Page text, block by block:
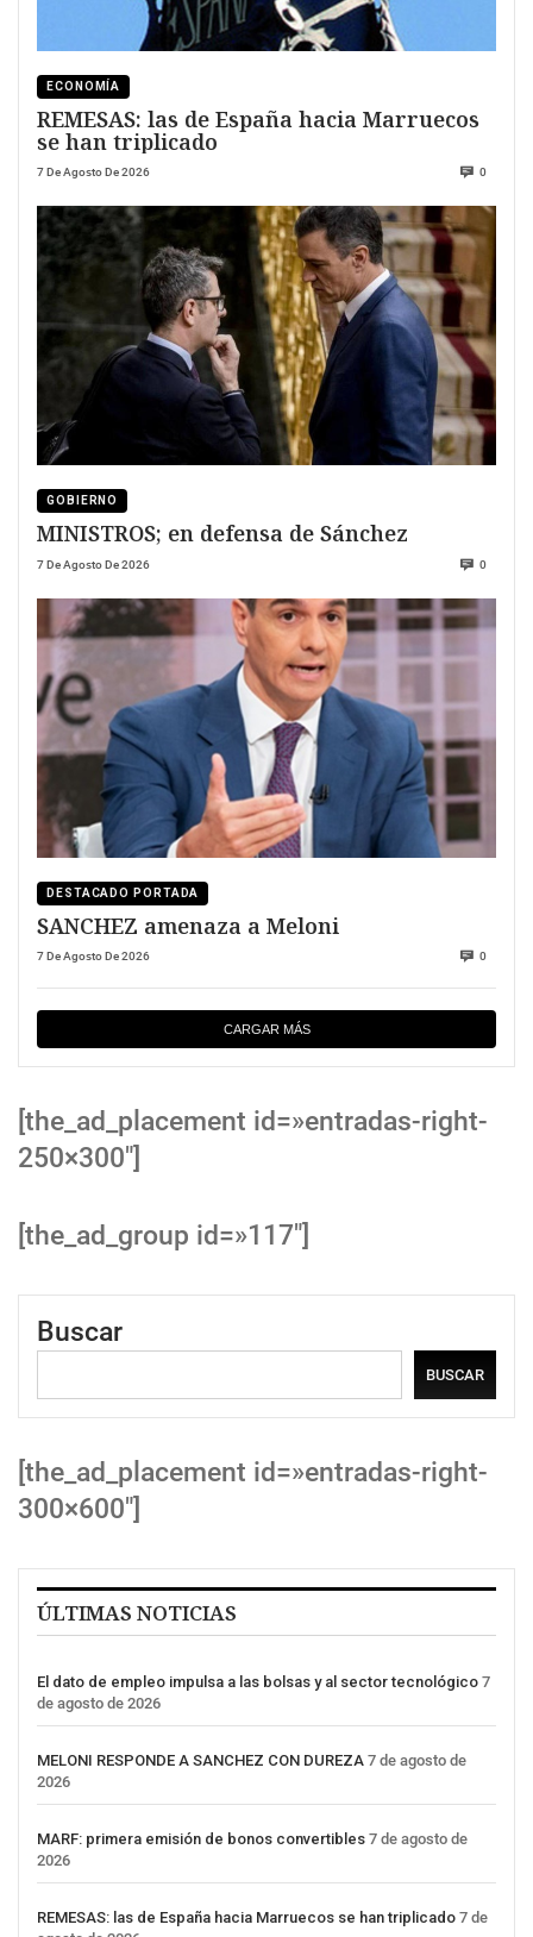
ECONOMÍA
REMESAS: las de España hacia Marruecos
se han triplicado
7 De Agosto De 2026 0
GOBIERNO
MINISTROS; en defensa de Sánchez
7 De Agosto De 2026 0
DESTACADO PORTADA
SANCHEZ amenaza a Meloni
7 De Agosto De 2026 0
CARGAR MÁS
[the_ad_placement id=»entradas-right-
250×300″]
[the_ad_group id=»117″]
Buscar
BUSCAR
[the_ad_placement id=»entradas-right-
300×600″]
ÚLTIMAS NOTICIAS
El dato de empleo impulsa a las bolsas y al sector tecnológico 7
de agosto de 2026
MELONI RESPONDE A SANCHEZ CON DUREZA 7 de agosto de
2026
MARF: primera emisión de bonos convertibles 7 de agosto de
2026
REMESAS: las de España hacia Marruecos se han triplicado 7 de